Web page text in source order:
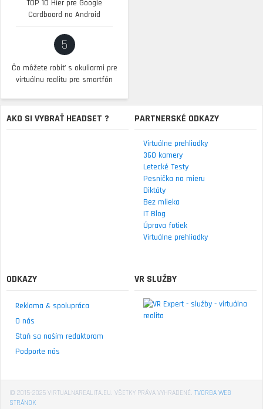
TOP 10 Hier pre Google
Cardboard na Android
5
Čo môžete robiť s okuliarmi pre
virtuálnu realitu pre smartfón
AKO SI VYBRAŤ HEADSET ? PARTNERSKÉ ODKAZY
Virtuálne prehliadky
360 kamery
Letecké Testy
Pesnička na mieru
Diktáty
Bez mlieka
IT Blog
Úprava fotiek
Virtuálne prehliadky
ODKAZY
Reklama & spolupráca
O nás
Staň sa naším redaktorom
Podporte nás
VR SLUŽBY
© 2015-2025 VIRTUALNAREALITA.EU. VŠETKY PRÁVA VYHRADENÉ. TVORBA WEB
STRÁNOK